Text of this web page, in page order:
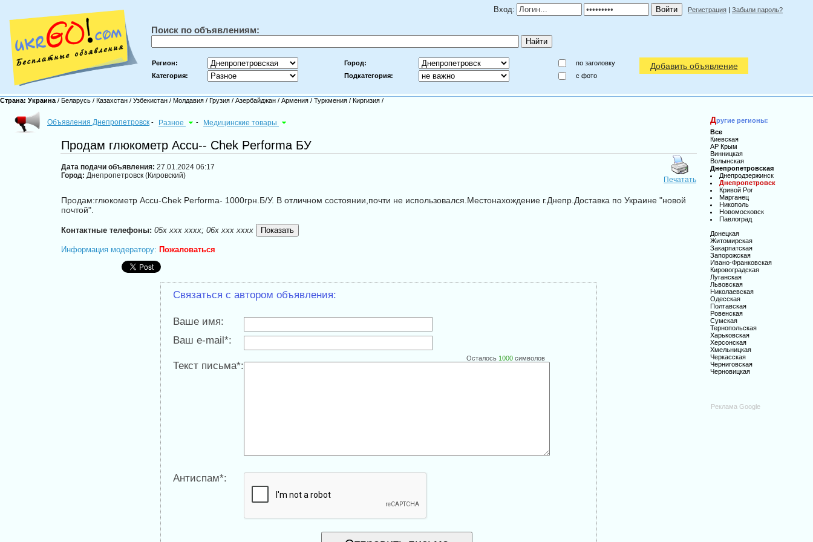
Вход: Регистрация | Забыли пароль?
Поиск по объявлениям:
Регион: Город:
по заголовку
Категория:
Подкатегория: c фото
Добавить объявление
Страна: Украина / Беларусь / Казахстан / Узбекистан / Молдавия / Грузия / Азербайджан / Армения / Туркмения / Киргизия /
Объявления Днепропетровск - Разное - Медицинские товары
Продам глюкометр Accu-- Chek Performa БУ
Дата подачи объявления: 27.01.2024 06:17
Город: Днепропетровск (Кировский) Печатать
Продам:глюкометр Accu-Chek Performa- 1000грн.Б/У. В отличном состоянии,почти не использовался.Местонахождение г.Днепр.Доставка по Украине "новой
почтой".
Контактные телефоны: 05x xxx xxxx; 06x xxx xxxx
Информация модератору: Пожаловаться
Связаться с автором объявления:
Ваше имя:
Ваш e-mail*:
Текст письма*:
Осталось 1000 символов
Антиспам*:
Другие регионы:
Все
Киевская
АР Крым
Винницкая
Волынская
Днепропетровская
Днепродзержинск
Днепропетровск
Кривой Рог
Марганец
Никополь
Новомосковск
Павлоград
Донецкая
Житомирская
Закарпатская
Запорожская
Ивано-Франковская
Кировоградская
Луганская
Львовская
Николаевская
Одесская
Полтавская
Ровенская
Сумская
Тернопольская
Харьковская
Херсонская
Хмельницкая
Черкасская
Черниговская
Черновицкая
Реклама Google